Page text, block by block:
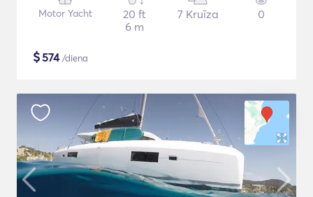
Motor Yacht
20 ft
6 m
7 Kruīza 0
$574/diena